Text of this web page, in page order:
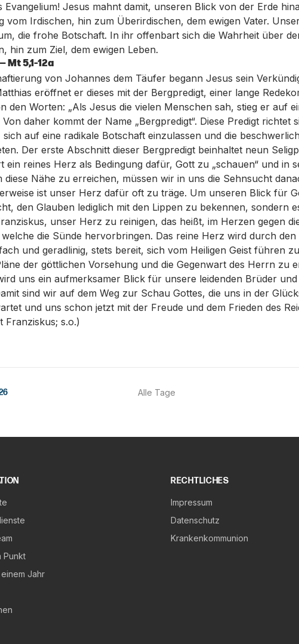
Evangelium! Jesus mahnt damit, unseren Blick von der Erde
vom Irdischen, hin zum Überirdischen, dem ewigen Vater.
die frohe Botschaft. In ihr offenbart sich die Wahrheit über
hin zum Ziel, dem ewigen Leben.
Mt 5,1-12a
von Johannes dem Täufer begann Jesus sein
eröffnet er dieses mit der Bergpredigt, einer lange
den Worten: „Als Jesus die vielen Menschen sah, stieg er auf
daher kommt der Name „Bergpredigt“. Diese Predigt richtet
sich auf eine radikale Botschaft einzulassen und die
Der erste Abschnitt dieser Bergpredigt beinhaltet neun
ein reines Herz als Bedingung dafür, Gott zu „schauen“ und in
diese Nähe zu erreichen, müssen wir in uns die Sehnsucht
ist unser Herz dafür oft zu träge. Um unseren Blick für
den Glauben lediglich mit den Lippen zu bekennen, sondern
unser Herz zu reinigen, das heißt, im Herzen gegen
die Sünde hervorbringen. Das reine Herz wird durch
und geradlinig, stets bereit, sich vom Heiligen Geist führen
der göttlichen Vorsehung und die Gegenwart des Herrn zu
uns ein aufmerksamer Blick für unsere leidenden Brüder
sind wir auf dem Weg zur Schau Gottes, die uns in der
und uns schon jetzt mit der Freude und dem Frieden des
Franziskus; s.o.)
Alle Tage
Punkt
Jahr
RECHTLICHES
Impressum
Datenschutz
Krankenkommunion